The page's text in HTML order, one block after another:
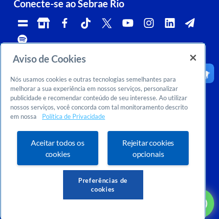
Conecte-se ao Sebrae Rio
Telefone:
0800 570 0800
Whatsapp e Telegram:
(21)96576-7825
Ouvidoria:
CNPJ:
29.737.103/0001-10
Email:
falesebraerio@rj.sebrae.com.br
Sebrae Inteligência de Mercado
Dúvidas? Consulte o FAQOu entre em contato conosco:
Aviso de Cookies
Nós usamos cookies e outras tecnologias semelhantes para
melhorar a sua experiência em nossos serviços, personalizar
publicidade e recomendar conteúdo de seu interesse. Ao utilizar
nossos serviços, você concorda com tal monitoramento descrito
em nossa
Política de Privacidade
Aceitar todos os
cookies
Rejeitar cookies
opcionais
Preferências de
cookies